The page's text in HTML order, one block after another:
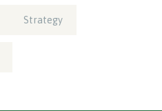
Strategy